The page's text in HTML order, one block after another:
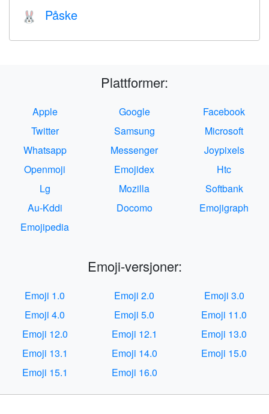
🐰 Påske
Plattformer:
Apple Google
Facebook
Twitter
Samsung
Microsoft
Whatsapp
Messenger
Joypixels
Openmoji
Emojidex
Htc
Lg
Mozilla
Softbank
Au-Kddi
Docomo
Emojigraph
Emojipedia
Emoji-versjoner:
Emoji 1.0 Emoji 2.0
Emoji 3.0
Emoji 4.0
Emoji 5.0
Emoji 11.0
Emoji 12.0
Emoji 12.1
Emoji 13.0
Emoji 13.1
Emoji 14.0
Emoji 15.0
Emoji 15.1
Emoji 16.0